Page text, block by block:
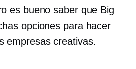
es bueno saber que Big
opciones para hacer
empresas creativas.